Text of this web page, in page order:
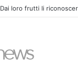
Dai loro frutti li